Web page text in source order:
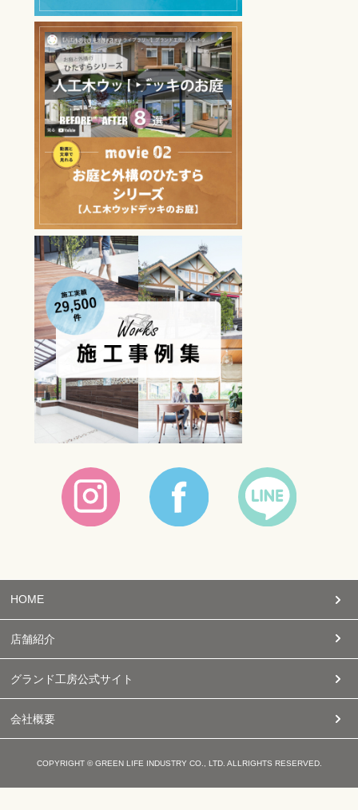
HOME
店舗紹介
グランド工房公式サイト
会社概要
COPYRIGHT © GREEN LIFE INDUSTRY CO., LTD. ALLRIGHTS RESERVED.